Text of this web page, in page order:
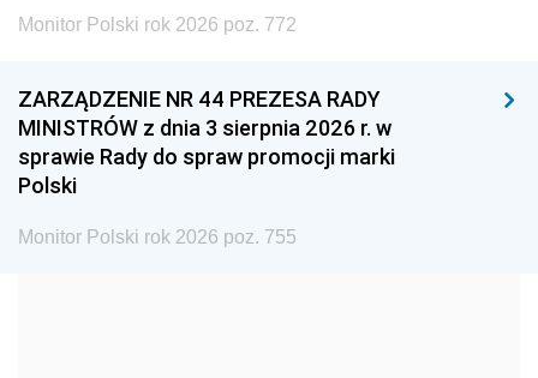
1996 1995 1994
1993 1992 1991
1990
1987 1986
Monitor Polski rok 2026 poz. 772
ZARZĄDZENIE NR 44 PREZESA RADY
MINISTRÓW z dnia 3 sierpnia 2026 r. w
sprawie Rady do spraw promocji marki
Polski
Monitor Polski rok 2026 poz. 755